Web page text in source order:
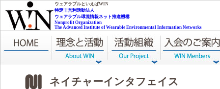
ウェアラブルといえばWIN
特定非営利活動法人
ウェアラブル環境情報ネット推進機構
Nonprofit Organization
The Advanced Institute of Wearable Environmental Information Networks
ネイチャーインタフェイス